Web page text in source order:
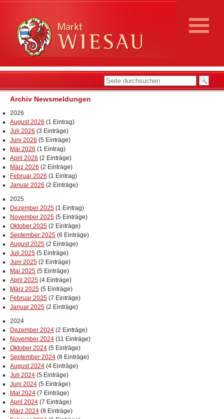
Archiv Newsmeldungen
2026
August 2026 (1 Eintrag)
Juli 2026 (3 Einträge)
Juni 2026 (5 Einträge)
Mai 2026 (1 Eintrag)
April 2026 (2 Einträge)
März 2026 (2 Einträge)
Februar 2026 (1 Eintrag)
Januar 2026 (2 Einträge)
2025
Dezember 2025 (1 Eintrag)
November 2025 (5 Einträge)
Oktober 2025 (2 Einträge)
September 2025 (6 Einträge)
August 2025 (2 Einträge)
Juli 2025 (5 Einträge)
Juni 2025 (2 Einträge)
Mai 2025 (5 Einträge)
April 2025 (4 Einträge)
März 2025 (5 Einträge)
Februar 2025 (7 Einträge)
Januar 2025 (2 Einträge)
2024
Dezember 2024 (2 Einträge)
November 2024 (11 Einträge)
Oktober 2024 (5 Einträge)
September 2024 (8 Einträge)
August 2024 (4 Einträge)
Juli 2024 (5 Einträge)
Juni 2024 (5 Einträge)
Mai 2024 (7 Einträge)
April 2024 (7 Einträge)
März 2024 (8 Einträge)